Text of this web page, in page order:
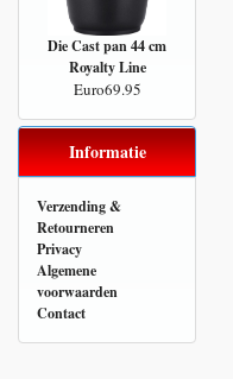
Die Cast pan 44 cm
Royalty Line
Euro69.95
Informatie
Verzending &
Retourneren
Privacy
Algemene
voorwaarden
Contact